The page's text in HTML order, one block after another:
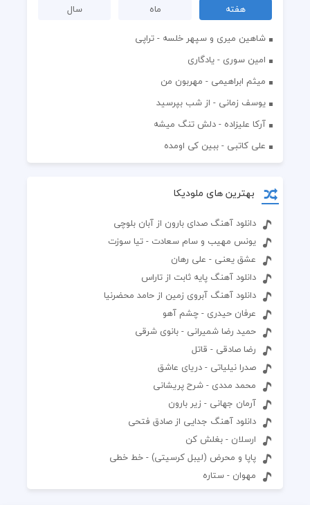
هفته ماه
سال
شاهین میری و سپهر خلسه - تراپی
امین سوری - یادگاری
میثم ابراهیمی - مهربون من
یوسف زمانی - از شب بپرسید
آرکا علیزاده - دلش تنگ میشه
علی کاتبی - ببین کی اومده
بهترین های ملودیکا
دانلود آهنگ صدای بارون از آبان بلوچی
یونس مهیب و سام سعادت - تیا سوزت
عشق یعنی - علی رهان
دانلود آهنگ پایه ثابت از تاراس
دانلود آهنگ آبروی زمین از حامد محضرنیا
عرفان حیدری - چشم آهو
حمید رضا شمیرانی - بانوی شرقی
رضا صادقی - قاتل
صدرا نیلیاتی - دریای عاشق
محمد مددی - شرح پریشانی
آرمان جهانی - زیر بارون
دانلود آهنگ جدایی از صادق فتحی
ارسلان - بغلش کن
پاپا و محرض (لیبل کرسیتی) - خط خطی
مهوان - ستاره